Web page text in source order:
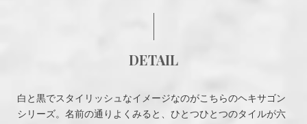
DETAIL
白と黒でスタイリッシュなイメージなのがこちらのヘキサゴン
シリーズ。名前の通りよくみると、ひとつひとつのタイルが六